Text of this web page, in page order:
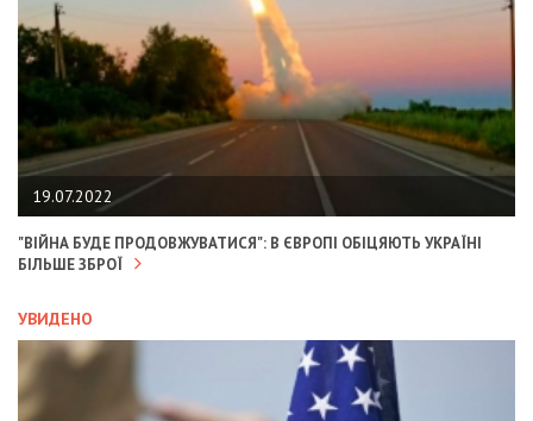
19.07.2022
"ВІЙНА БУДЕ ПРОДОВЖУВАТИСЯ": В ЄВРОПІ ОБІЦЯЮТЬ УКРАЇНІ
БІЛЬШЕ ЗБРОЇ
УВИДЕНО